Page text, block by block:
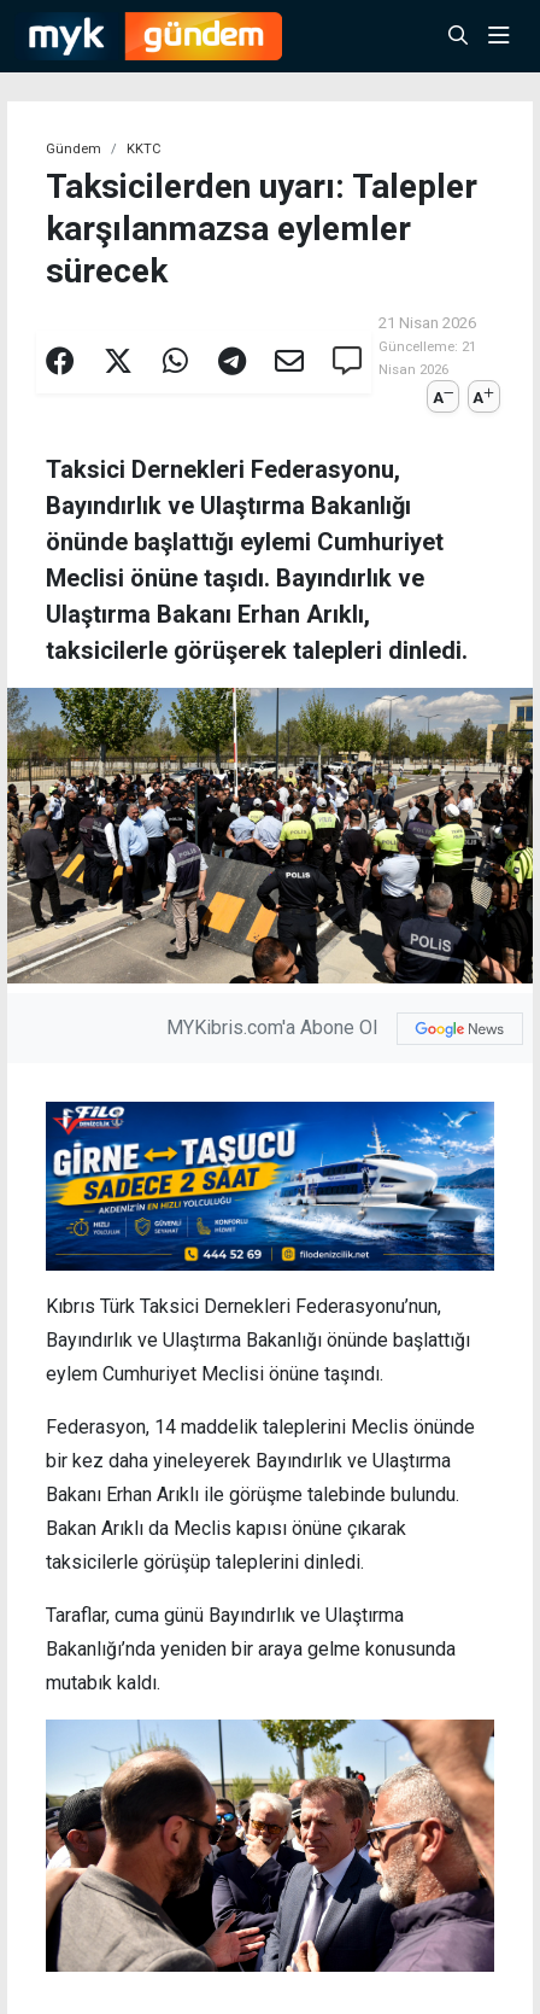
Gündem KKTC
Taksicilerden uyarı: Talepler
karşılanmazsa eylemler
sürecek
21 Nisan 2026
Güncelleme: 21
Nisan 2026
A A
Taksici Dernekleri Federasyonu,
Bayındırlık ve Ulaştırma Bakanlığı
önünde başlattığı eylemi Cumhuriyet
Meclisi önüne taşıdı. Bayındırlık ve
Ulaştırma Bakanı Erhan Arıklı,
taksicilerle görüşerek talepleri dinledi.
MYKibris.com'a Abone Ol
Kıbrıs Türk Taksici Dernekleri Federasyonu’nun,
Bayındırlık ve Ulaştırma Bakanlığı önünde başlattığı
eylem Cumhuriyet Meclisi önüne taşındı.
Federasyon, 14 maddelik taleplerini Meclis önünde
bir kez daha yineleyerek Bayındırlık ve Ulaştırma
Bakanı Erhan Arıklı ile görüşme talebinde bulundu.
Bakan Arıklı da Meclis kapısı önüne çıkarak
taksicilerle görüşüp taleplerini dinledi.
Taraflar, cuma günü Bayındırlık ve Ulaştırma
Bakanlığı’nda yeniden bir araya gelme konusunda
mutabık kaldı.